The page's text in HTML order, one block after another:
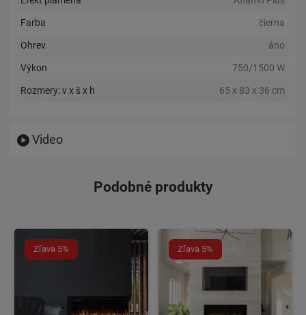
Farba čierna
Ohrev áno
Výkon 750/1500 W
Rozmery: v x š x h 65 x 83 x 36 cm
Video
Podobné produkty
Zľava 5% Zľava 5%